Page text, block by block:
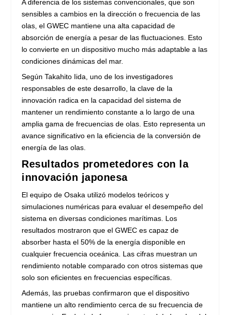
A diferencia de los sistemas convencionales, que son
sensibles a cambios en la dirección o frecuencia de las
olas, el GWEC mantiene una alta capacidad de
absorción de energía a pesar de las fluctuaciones. Esto
lo convierte en un dispositivo mucho más adaptable a las
condiciones dinámicas del mar.
Según Takahito Iida, uno de los investigadores
responsables de este desarrollo, la clave de la
innovación radica en la capacidad del sistema de
mantener un rendimiento constante a lo largo de una
amplia gama de frecuencias de olas. Esto representa un
avance significativo en la eficiencia de la conversión de
energía de las olas.
Resultados prometedores con la
innovación japonesa
El equipo de Osaka utilizó modelos teóricos y
simulaciones numéricas para evaluar el desempeño del
sistema en diversas condiciones marítimas. Los
resultados mostraron que el GWEC es capaz de
absorber hasta el 50% de la energía disponible en
cualquier frecuencia oceánica. Las cifras muestran un
rendimiento notable comparado con otros sistemas que
solo son eficientes en frecuencias específicas.
Además, las pruebas confirmaron que el dispositivo
mantiene un alto rendimiento cerca de su frecuencia de